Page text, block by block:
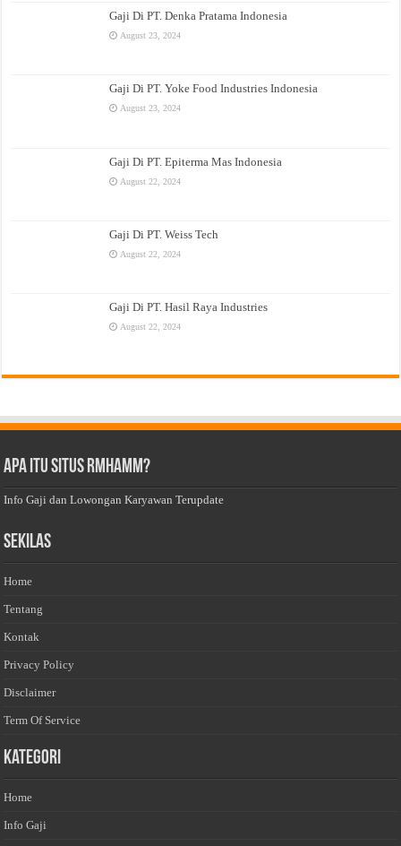
Gaji Di PT. Denka Pratama Indonesia
August 23, 2024
Gaji Di PT. Yoke Food Industries Indonesia
August 23, 2024
Gaji Di PT. Epiterma Mas Indonesia
August 22, 2024
Gaji Di PT. Weiss Tech
August 22, 2024
Gaji Di PT. Hasil Raya Industries
August 22, 2024
Apa Itu Situs Rmhamm?
Info Gaji dan Lowongan Karyawan Terupdate
Sekilas
Home
Tentang
Kontak
Privacy Policy
Disclaimer
Term Of Service
Kategori
Home
Info Gaji